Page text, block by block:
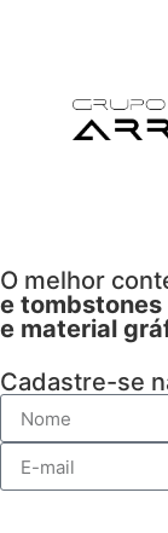
O melhor
e
e material
Cadastre-se